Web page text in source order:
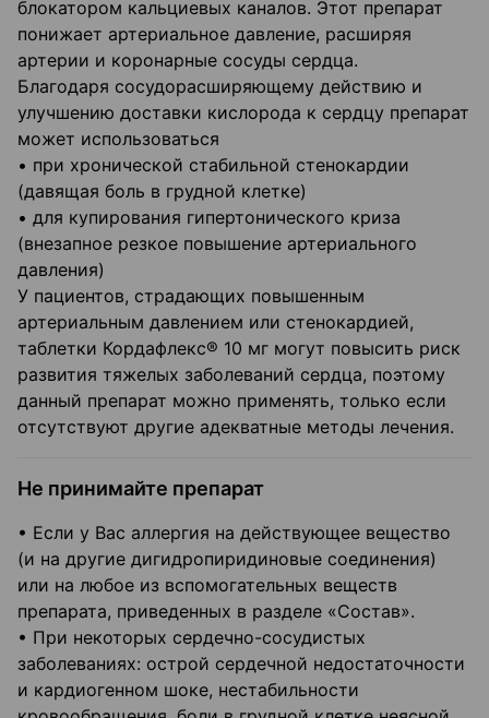
блокатором кальциевых каналов. Этот препарат
понижает артериальное давление, расширяя
артерии и коронарные сосуды сердца.
Благодаря сосудорасширяющему действию и
улучшению доставки кислорода к сердцу препарат
может использоваться
• при хронической стабильной стенокардии
(давящая боль в грудной клетке)
• для купирования гипертонического криза
(внезапное резкое повышение артериального
давления)
У пациентов, страдающих повышенным
артериальным давлением или стенокардией,
таблетки Кордафлекс® 10 мг могут повысить риск
развития тяжелых заболеваний сердца, поэтому
данный препарат можно применять, только если
отсутствуют другие адекватные методы лечения.
Не принимайте препарат
• Если у Вас аллергия на действующее вещество
(и на другие дигидропиридиновые соединения)
или на любое из вспомогательных веществ
препарата, приведенных в разделе «Состав».
• При некоторых сердечно-сосудистых
заболеваниях: острой сердечной недостаточности
и кардиогенном шоке, нестабильности